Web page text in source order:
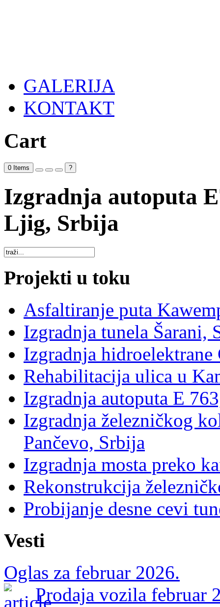
GALERIJA
KONTAKT
Cart
0 Items ?
Izgradnja autoputa
Ljig, Srbija
Projekti u toku
Asfaltiranje puta
Izgradnja tunela Šarani,
Izgradnja hidroelektrane
Rehabilitacija ulica u
Izgradnja autoputa E
Izgradnja železničkog
Pančevo, Srbija
Izgradnja mosta preko
Rekonstrukcija
Probijanje desne cevi
Vesti
Oglas za februar 2026.
Prodaja vozila februar